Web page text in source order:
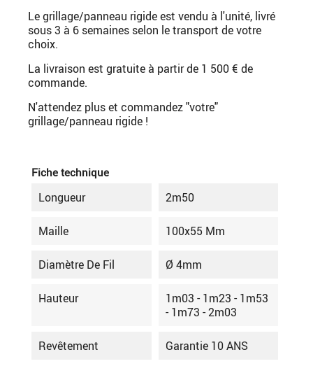
Le grillage/panneau rigide est vendu à l'unité, livré
sous 3 à 6 semaines selon le transport de votre
choix.
La livraison est gratuite à partir de 1 500 € de
commande.
N'attendez plus et commandez "votre"
grillage/panneau rigide !
Fiche technique
Longueur 2m50
Maille 100x55 Mm
Diamètre De Fil Ø 4mm
Hauteur
1m03 - 1m23 - 1m53
- 1m73 - 2m03
Revêtement Garantie 10 ANS